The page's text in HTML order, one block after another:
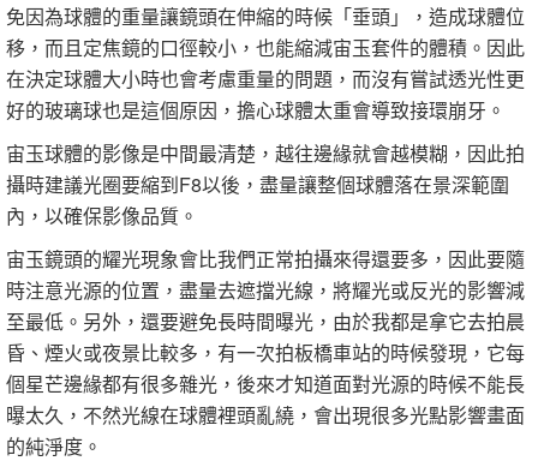
免因為球體的重量讓鏡頭在伸縮的時候「垂頭」，造成球體位
移，而且定焦鏡的口徑較小，也能縮減宙玉套件的體積。因此
在決定球體大小時也會考慮重量的問題，而沒有嘗試透光性更
好的玻璃球也是這個原因，擔心球體太重會導致接環崩牙。
宙玉球體的影像是中間最清楚，越往邊緣就會越模糊，因此拍
攝時建議光圈要縮到F8以後，盡量讓整個球體落在景深範圍
內，以確保影像品質。
宙玉鏡頭的耀光現象會比我們正常拍攝來得還要多，因此要隨
時注意光源的位置，盡量去遮擋光線，將耀光或反光的影響減
至最低。另外，還要避免長時間曝光，由於我都是拿它去拍晨
昏、煙火或夜景比較多，有一次拍板橋車站的時候發現，它每
個星芒邊緣都有很多雜光，後來才知道面對光源的時候不能長
曝太久，不然光線在球體裡頭亂繞，會出現很多光點影響畫面
的純淨度。